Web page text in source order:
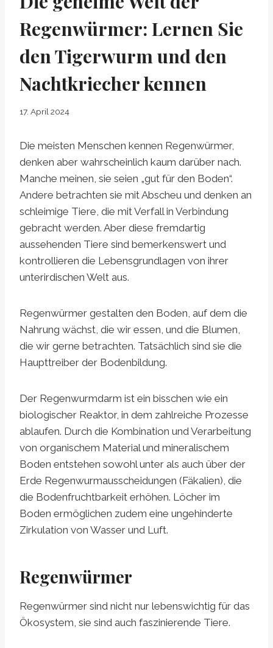
Regenwürmer: Lernen Sie
den Tigerwurm und den
Nachtkriecher kennen
17. April 2024
Die meisten Menschen kennen Regenwürmer,
denken aber wahrscheinlich kaum darüber nach.
Manche meinen, sie seien „gut für den Boden“.
Andere betrachten sie mit Abscheu und denken an
schleimige Tiere, die mit Verfall in Verbindung
gebracht werden. Aber diese fremdartig
aussehenden Tiere sind bemerkenswert und
kontrollieren die Lebensgrundlagen von ihrer
unterirdischen Welt aus.
Regenwürmer gestalten den Boden, auf dem die
Nahrung wächst, die wir essen, und die Blumen,
die wir gerne betrachten. Tatsächlich sind sie die
Haupttreiber der Bodenbildung.
Der Regenwurmdarm ist ein bisschen wie ein
biologischer Reaktor, in dem zahlreiche Prozesse
ablaufen. Durch die Kombination und Verarbeitung
von organischem Material und mineralischem
Boden entstehen sowohl unter als auch über der
Erde Regenwurmausscheidungen (Fäkalien), die
die Bodenfruchtbarkeit erhöhen. Löcher im
Boden ermöglichen zudem eine ungehinderte
Zirkulation von Wasser und Luft.
Regenwürmer
Regenwürmer sind nicht nur lebenswichtig für das
Ökosystem, sie sind auch faszinierende Tiere.